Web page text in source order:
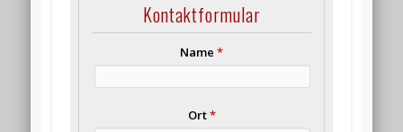
Kontaktformular
Name *
Ort*